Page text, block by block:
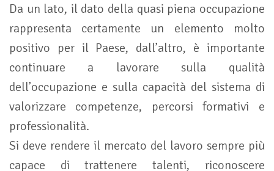
Da un lato, il dato della quasi piena occupazione
rappresenta certamente un elemento molto
positivo per il Paese, dall’altro, è importante
continuare a lavorare sulla qualità
dell’occupazione e sulla capacità del sistema di
valorizzare competenze, percorsi formativi e
professionalità.
Si deve rendere il mercato del lavoro sempre più
capace di trattenere talenti, riconoscere